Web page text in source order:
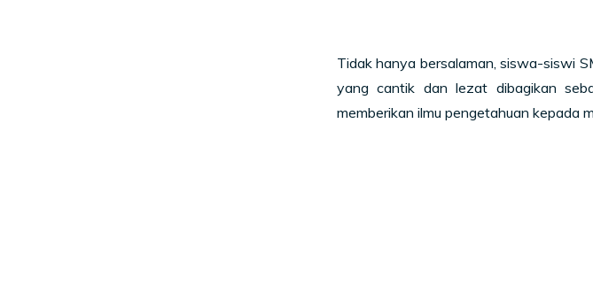
Tidak hanya bersalaman, siswa-siswi
yang cantik dan lezat dibagikan
memberikan ilmu pengetahuan kepada